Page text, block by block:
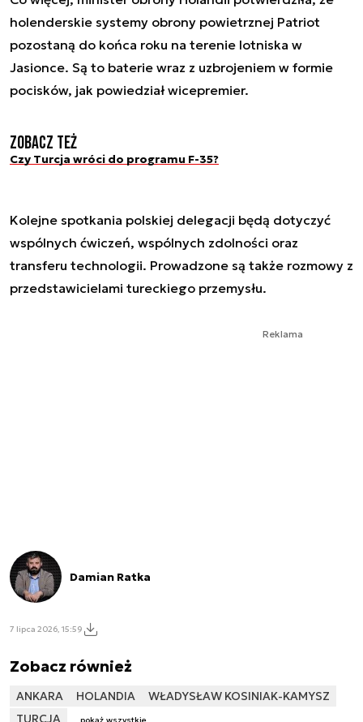
holenderskie systemy obrony powietrznej Patriot
pozostaną do końca roku na terenie lotniska w
Jasionce. Są to baterie wraz z uzbrojeniem w formie
pocisków, jak powiedział wicepremier.
Zobacz też
Czy Turcja wróci do programu F-35?
Kolejne spotkania polskiej delegacji będą dotyczyć
wspólnych ćwiczeń, wspólnych zdolności oraz
transferu technologii. Prowadzone są także rozmowy z
przedstawicielami tureckiego przemysłu.
Reklama
Damian Ratka
7 lipca 2026, 15:59
Zobacz również
ANKARA HOLANDIA
WŁADYSŁAW KOSINIAK-KAMYSZ
TURCJA
pokaż wszystkie